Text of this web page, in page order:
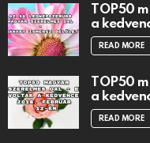
TOP50
a
READ MORE
TOP50
a
READ MORE